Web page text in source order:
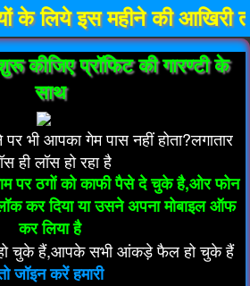
महीने की आखिरी तारीख
कीजिए प्रॉफिट की गारण्टी के
साथ
भी आपका गेम पास नहीं होता?लगातार
ही लॉस हो रहा है
पर ठगों को काफी पैसे दे चुके है,ओर फोन
कर दिया या उसने अपना मोबाइल ऑफ
कर लिया है
हो चुके हैं,आपके सभी आंकड़े फैल हो चुके हैं
जॉइन करें हमारी